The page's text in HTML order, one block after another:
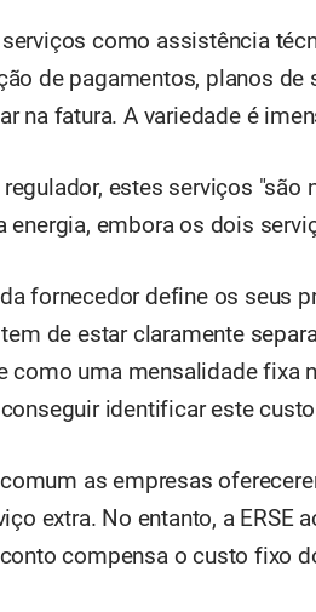
serviços como assistência
de pagamentos, planos de
na fatura. A variedade é
estes serviços
energia, embora os dois
fornecedor define os seus
de estar claramente
como uma mensalidade fixa
identificar este
as empresas
extra. No entanto, a ERSE
compensa o custo fixo